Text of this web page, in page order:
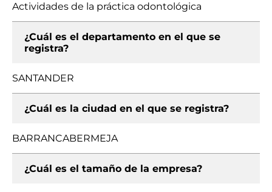
Actividades de la práctica odontológica
¿Cuál es el departamento en el que se
registra?
SANTANDER
¿Cuál es la ciudad en el que se registra?
BARRANCABERMEJA
¿Cuál es el tamaño de la empresa?